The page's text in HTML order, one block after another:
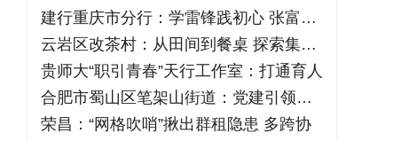
建行重庆市分行：学雷锋践初心 张富清金
云岩区改茶村：从田间到餐桌 探索集体经
贵师大“职引青春”天行工作室：打通育人
合肥市蜀山区笔架山街道：党建引领聚合力
荣昌：“网格吹哨”揪出群租隐患 多跨协